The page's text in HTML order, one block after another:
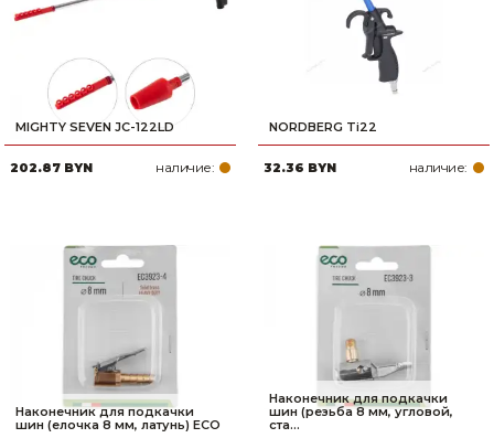
MIGHTY SEVEN JC-122LD
202.87 BYN наличие:
NORDBERG Ti22
32.36 BYN наличие:
Наконечник для подкачки
шин (елочка 8 мм, латунь) ECO
Наконечник для подкачки
шин (резьба 8 мм, угловой,
ста...